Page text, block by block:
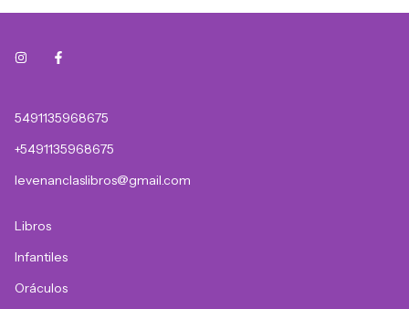
5491135968675
+5491135968675
levenanclaslibros@gmail.com
Libros
Infantiles
Oráculos